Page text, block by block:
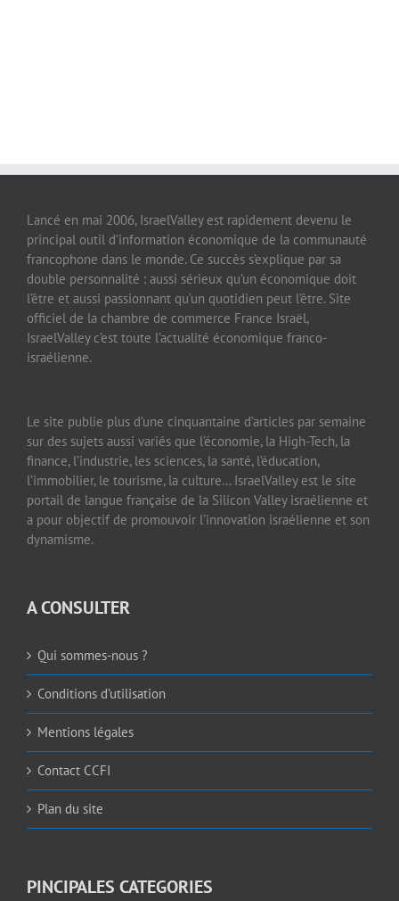
Lancé en mai 2006, IsraelValley est rapidement devenu le
principal outil d’information économique de la communauté
francophone dans le monde. Ce succès s’explique par sa
double personnalité : aussi sérieux qu’un économique doit
l’être et aussi passionnant qu’un quotidien peut l’être. Site
officiel de la chambre de commerce France Israël,
IsraelValley c’est toute l’actualité économique franco-
israélienne.
Le site publie plus d’une cinquantaine d’articles par semaine
sur des sujets aussi variés que l’économie, la High-Tech, la
finance, l’industrie, les sciences, la santé, l’éducation,
l’immobilier, le tourisme, la culture… IsraelValley est le site
portail de langue française de la Silicon Valley israélienne et
a pour objectif de promouvoir l’innovation israélienne et son
dynamisme.
A CONSULTER
Qui sommes-nous ?
Conditions d’utilisation
Mentions légales
Contact CCFI
Plan du site
PINCIPALES CATEGORIES